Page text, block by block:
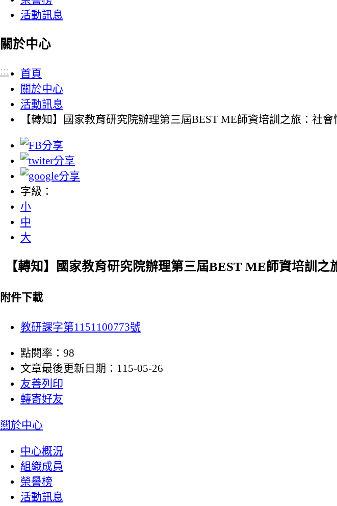
活動訊息
關於中心
:::
首頁
關於中心
活動訊息
【轉知】國家教育研究院辦理第三屆BEST ME師資培訓之旅：社
字級：
小
中
大
【轉知】國家教育研究院辦理第三屆BEST ME師資培訓
附件下載
教研課字第1151100773號
點閱率：98
文章最後更新日期：115-05-26
友善列印
轉寄好友
:::
關於中心
中心概況
組織成員
榮譽榜
活動訊息